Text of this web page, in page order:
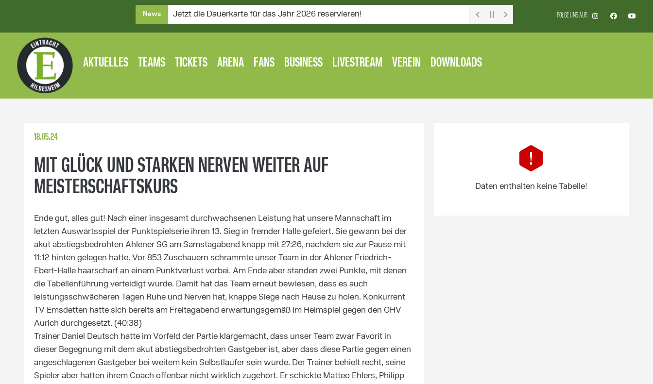
News Jetzt die Dauerkarte für das Jahr 2026 reservieren! FOLGE UNS AUF:
AKTUELLES TEAMS TICKETS ARENA FANS BUSINESS LIVESTREAM VEREIN DOWNLOADS
18.05.24
MIT GLÜCK UND STARKEN NERVEN WEITER AUF
MEISTERSCHAFTSKURS
Ende gut, alles gut! Nach einer insgesamt durchwachsenen Leistung hat unsere Mannschaft im
letzten Auswärtsspiel der Punktspielserie ihren 13. Sieg in fremder Halle gefeiert. Sie gewann bei der
akut abstiegsbedrohten Ahlener SG am Samstagabend knapp mit 27:26, nachdem sie zur Pause mit
11:12 hinten gelegen hatte. Vor 853 Zuschauern schrammte unser Team in der Ahlener Friedrich-
Ebert-Halle haarscharf an einem Punktverlust vorbei. Am Ende aber standen zwei Punkte, mit denen
die Tabellenführung verteidigt wurde. Damit hat das Team erneut bewiesen, dass es auch
leistungsschwächeren Tagen Ruhe und Nerven hat, knappe Siege nach Hause zu holen. Konkurrent
TV Emsdetten hatte sich bereits am Freitagabend erwartungsgemäß im Heimspiel gegen den OHV
Aurich durchgesetzt. (40:38)
Trainer Daniel Deutsch hatte im Vorfeld der Partie klargemacht, dass unser Team zwar Favorit in
dieser Begegnung mit dem akut abstiegsbedrohten Gastgeber ist, aber dass diese Partie gegen einen
angeschlagenen Gastgeber bei weitem kein Selbstläufer sein würde. Der Trainer behielt recht, seine
Spieler aber hatten ihrem Coach offenbar nicht wirklich zugehört. Er schickte Matteo Ehlers, Philipp
Daten enthalten keine Tabelle!